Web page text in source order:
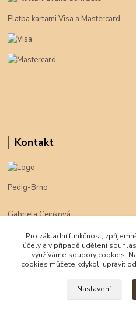
Platba kartami Visa a Mastercard
Kontakt
Pedig-Brno
Gabriela Cejnková
klimpe@klimpe.cz
Pro základní funkčnost,
účely a v případě udělení
využíváme soubory cookies.
cookies můžete kdykoli upravit
Nastavení